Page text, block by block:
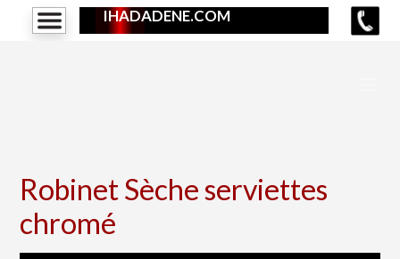
IHADADENE.COM
Robinet Sèche serviettes
chromé